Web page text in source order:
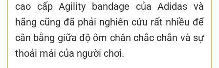
cao cấp Agility bandage của Adidas và
hãng cũng đã phải nghiên cứu rất nhiều để
cân bằng giữa độ ôm chân chắc chắn và sự
thoải mái của người chơi.